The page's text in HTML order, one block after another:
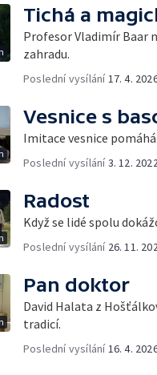
Tichá a
Profesor Vladimír Baar
zahradu.
Poslední vysílání17. 4.
Vesnice s
Imitace vesnice
Poslední vysílání3. 12.
Radost
Když se lidé spolu
Poslední vysílání 26. 11.
Pan doktor
David Halata z
tradicí.
Poslední vysílání16. 4.